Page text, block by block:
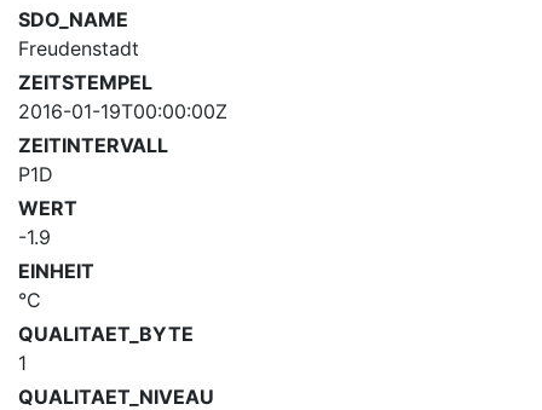
SDO_NAME
Freudenstadt
ZEITSTEMPEL
2016-01-19T00:00:00Z
ZEITINTERVALL
P1D
WERT
-1.9
EINHEIT
°C
QUALITAET_BYTE
1
QUALITAET_NIVEAU